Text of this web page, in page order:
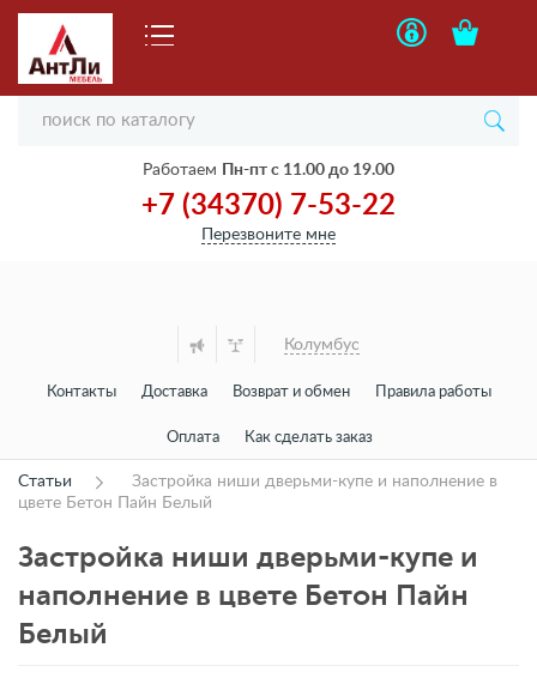
Работаем Пн-пт с 11.00 до 19.00
+7 (34370) 7-53-22
Перезвоните мне
Колумбус
Контакты Доставка Возврат и обмен Правила работы
Оплата Как сделать заказ
Статьи
Застройка ниши дверьми-купе и наполнение в
цвете Бетон Пайн Белый
Застройка ниши дверьми-купе и
наполнение в цвете Бетон Пайн
Белый